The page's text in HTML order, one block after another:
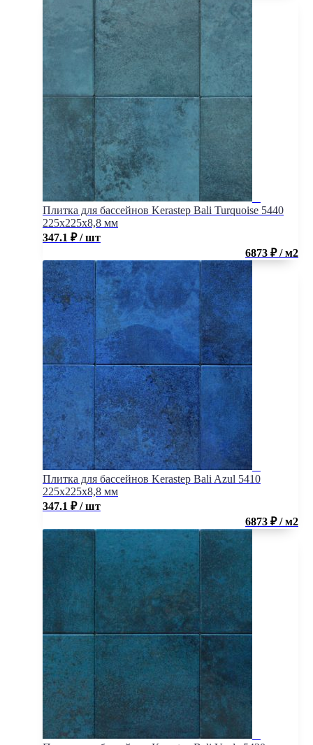
Плитка для бассейнов Kerastep Bali Turquoise 5440
225х225х8,8 мм
347.1 ₽ / шт
6873 ₽ / м2
Плитка для бассейнов Kerastep Bali Azul 5410
225х225х8,8 мм
347.1 ₽ / шт
6873 ₽ / м2